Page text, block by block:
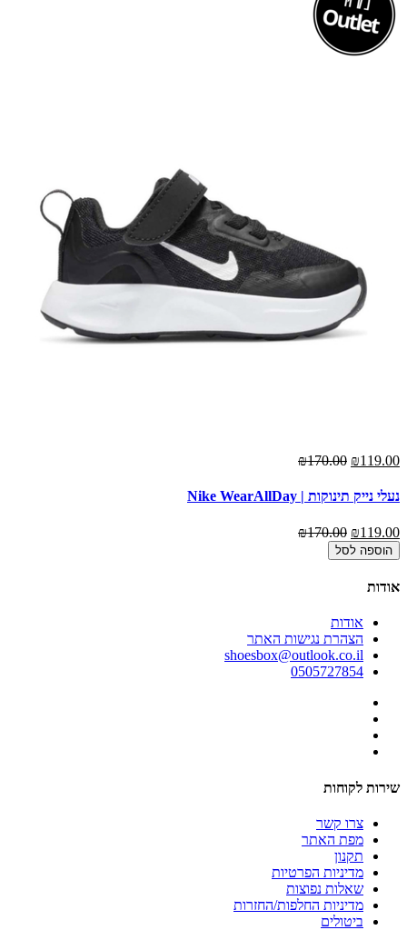
₪119.00
₪170.00
נעלי נייק תינוקות | Nike WearAllDay
₪119.00
₪170.00
הוספה לסל
אודות
אודות
הצהרת נגישות האתר
shoesbox@outlook.co.il
0505727854
שירות לקוחות
צרו קשר
מפת האתר
תקנון
מדיניות הפרטיות
שאלות נפוצות
מדיניות החלפות/החזרות
ביטולים